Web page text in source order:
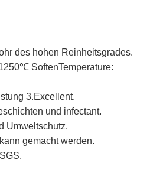
des hohen Reinheitsgrades.
SoftenTemperature:
3.Excellent.
und infectant.
Umweltschutz.
gemacht werden.